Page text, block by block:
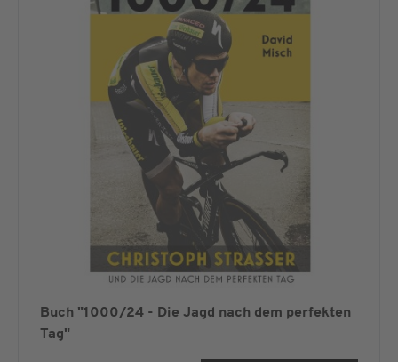
Buch "1000/24 - Die Jagd nach dem perfekten
Tag"